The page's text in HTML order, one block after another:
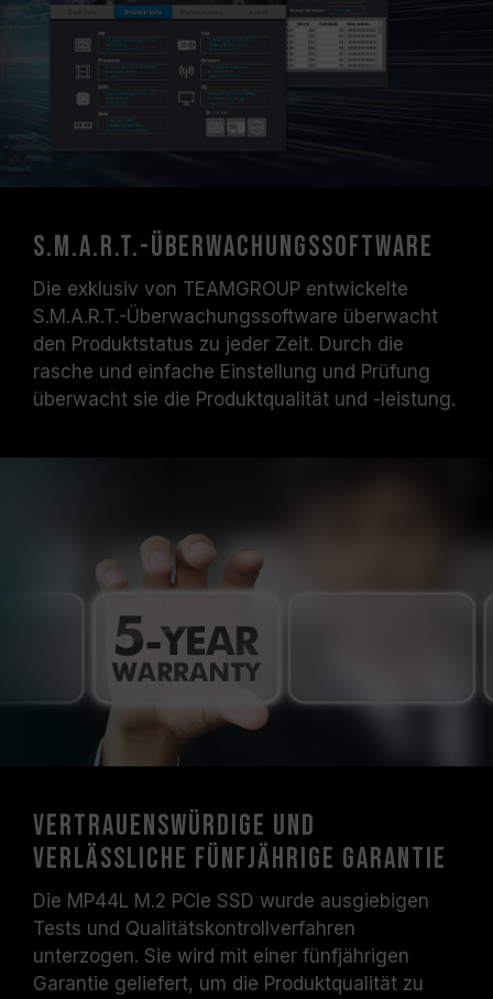
S.M.A.R.T.-Überwachungssoftware
Die exklusiv von TEAMGROUP entwickelte
S.M.A.R.T.-Überwachungssoftware überwacht
den Produktstatus zu jeder Zeit. Durch die
rasche und einfache Einstellung und Prüfung
überwacht sie die Produktqualität und -leistung.
Vertrauenswürdige und
verlässliche fünfjährige Garantie
Die MP44L M.2 PCIe SSD wurde ausgiebigen
Tests und Qualitätskontrollverfahren
unterzogen. Sie wird mit einer fünfjährigen
Garantie geliefert, um die Produktqualität zu